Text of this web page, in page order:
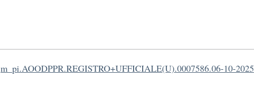
m_pi.AOODPPR.REGISTRO+UFFICIALE(U).0007586.06-10-2025